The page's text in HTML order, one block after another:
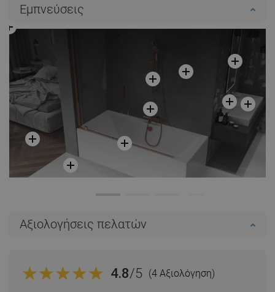
Εμπνεύσεις
Αξιολογήσεις πελατών
4.8/5 (4 Αξιολόγηση)